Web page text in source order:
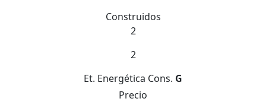
Construidos
2
2
Et. Energética Cons. G
Precio